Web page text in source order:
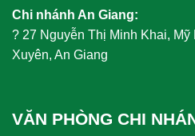
Chi nhánh An Giang:
? 27 Nguyễn Thị Minh Khai,
Xuyên, An Giang
VĂN PHÒNG CHI